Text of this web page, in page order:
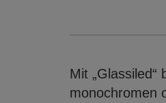
Mit
monochromen